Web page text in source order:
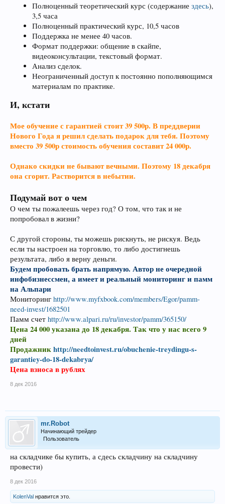
Полноценный теоретический курс (содержание здесь),
3,5 часа
Полноценный практический курс, 10,5 часов
Поддержка не менее 40 часов.
Формат поддержки: общение в скайпе,
видеоконсультации, текстовый формат.
Анализ сделок.
Неограниченный доступ к постоянно пополняющимся
материалам по практике.
И, кстати
Мое обучение с гарантией стоит 39 500р. В преддверии
Нового Года я решил сделать подарок для тебя. Поэтому
вместо 39 500р стоимость обучения составит 24 000р.
Однако скидки не бывают вечными. Поэтому 18 декабря
она сгорит. Растворится в небытии.
Подумай вот о чем
О чем ты пожалеешь через год? О том, что так и не
попробовал в жизни?
С другой стороны, ты можешь рискнуть, не рискуя. Ведь
если ты настроен на торговлю, то либо достигнешь
результата, либо я верну деньги.
Будем пробовать брать напрямую. Автор не очередной
инфобизнессмен, а имеет и реальный мониторинг и памм
на Альпари
Мониторинг http://www.myfxbook.com/members/Egor/pamm-
need-invest/1682501
Памм счет http://www.alpari.ru/ru/investor/pamm/365150/
Цена 24 000 указана до 18 декабря. Так что у нас всего 9
дней
Продажникhttp://needtoinvest.ru/obuchenie-treydingu-s-
garantiey-do-18-dekabrya/
Цена взноса в рублях
8 дек 2016
mr.Robot
Начинающий трейдер
Пользователь
на складчике бы купить, а сдесь складчину на складчину
провести)
8 дек 2016
KolenVal нравится это.